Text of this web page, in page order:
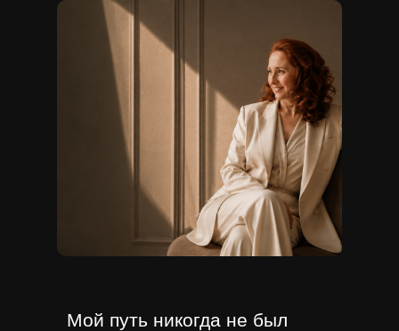
Мой путь никогда не был